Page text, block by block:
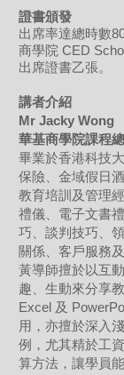
證書頒發
出席率達總時數
商學院 CED
出席證書乙張。
講者介紹
Mr Jacky Wong
華基商學院課程
畢業於香港科技
保險、金域假日
教育培訓及管理
禮儀、電子文書
巧、談判技巧、
關係、客戶服務
黃導師擅於以互
趣、生動來分享
Excel 及
用，亦擅於深入
例，尤其精於工
算方法，讓學員